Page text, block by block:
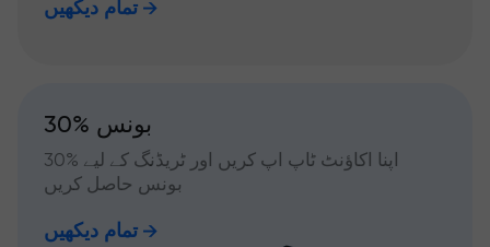
تمام دیکھیں
30% بونس
اپنا اکاؤنٹ ٹاپ اپ کریں اور ٹریڈنگ کے لیے %30
بونس حاصل کریں
تمام دیکھیں